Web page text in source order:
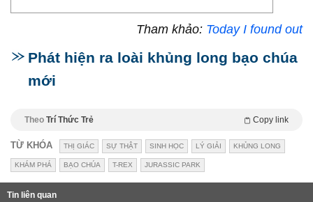
Tham khảo: Today I found out
Phát hiện ra loài khủng long bạo chúa
mới
Theo Trí Thức Trẻ Copy link
TỪ KHÓA THỊ GIÁC SỰ THẬT SINH HỌC LÝ GIẢI KHỦNG LONG
KHÁM PHÁ BẠO CHÚA T-REX JURASSIC PARK
Tin liên quan